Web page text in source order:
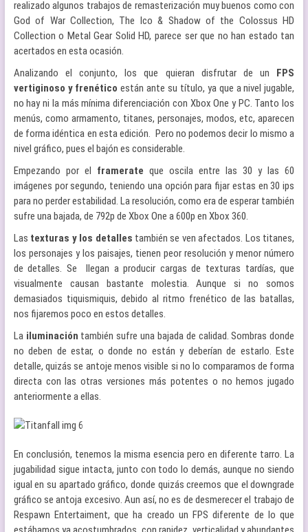
realizado algunos trabajos de remasterización muy buenos como con
God of War Collection, The Ico & Shadow of the Colossus HD
Collection o Metal Gear Solid HD, parece ser que no han estado tan
acertados en esta ocasión.
Analizando el conjunto, los que quieran disfrutar de un FPS
vertiginoso y frenético están ante su título, ya que a nivel jugable,
no hay ni la más mínima diferenciación con Xbox One y PC. Tanto los
menús, como armamento, titanes, personajes, modos, etc, aparecen
de forma idéntica en esta edición. Pero no podemos decir lo mismo a
nivel gráfico, pues el bajón es considerable.
Empezando por el framerate que oscila entre las 30 y las 60
imágenes por segundo, teniendo una opción para fijar estas en 30 ips
para no perder estabilidad. La resolución, como era de esperar también
sufre una bajada, de 792p de Xbox One a 600p en Xbox 360.
Las texturas y los detalles también se ven afectados. Los titanes,
los personajes y los paisajes, tienen peor resolución y menor número
de detalles. Se llegan a producir cargas de texturas tardías, que
visualmente causan bastante molestia. Aunque si no somos
demasiados tiquismiquis, debido al ritmo frenético de las batallas,
nos fijaremos poco en estos detalles.
Lailuminación también sufre una bajada de calidad. Sombras donde
no deben de estar, o donde no están y deberían de estarlo. Este
detalle, quizás se antoje menos visible si no lo comparamos de forma
directa con las otras versiones más potentes o no hemos jugado
anteriormente a ellas.
En conclusión, tenemos la misma esencia pero en diferente tarro. La
jugabilidad sigue intacta, junto con todo lo demás, aunque no siendo
igual en su apartado gráfico, donde quizás creemos que el downgrade
gráfico se antoja excesivo. Aun así, no es de desmerecer el trabajo de
Respawn Entertaiment, que ha creado un FPS diferente de lo que